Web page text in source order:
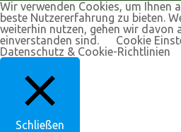
Wir verwenden Cookies, um Ihnen
beste Nutzererfahrung zu bieten.
weiterhin nutzen, gehen wir davon
einverstanden sind.
Cookie
Datenschutz & Cookie-Richtlinien
Schließen